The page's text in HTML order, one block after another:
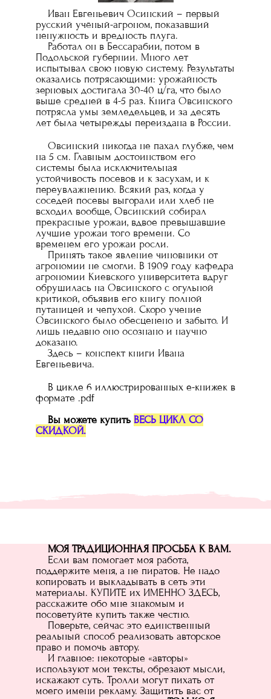
Иван Евгеньевич Осинский – первый
русский учёный-агроном, показавший
ненужность и вредность плуга.
Работал он в Бессарабии, потом в
Подольской губернии. Много лет
испытывал свою новую систему. Результаты
оказались потрясающими: урожайность
зерновых достигала 30-40 ц/га, что было
выше средней в 4-5 раз. Книга Овсинского
потрясла умы земледельцев, и за десять
лет была четырежды переиздана в России.
Овсинский никогда не пахал глубже, чем
на 5 см. Главным достоинством его
системы была исключительная
устойчивость посевов и к засухам, и к
переувлажнению. Всякий раз, когда у
соседей посевы выгорали или хлеб не
всходил вообще, Овсинский собирал
прекрасные урожаи, вдвое превышавшие
лучшие урожаи того времени. Со
временем его урожаи росли.
Принять такое явление чиновники от
агрономии не смогли. В 1909 году кафедра
агрономии Киевского университета вдруг
обрушилась на Овсинского с огульной
критикой, объявив его книгу полной
путаницей и чепухой. Скоро учение
Овсинского было обесценено и забыто. И
лишь недавно оно осознано и научно
доказано.
Здесь – конспект книги Ивана
Евгеньевича.
В цикле 6 иллюстрированных е-книжек в
формате .pdf
Вы можете купить ВЕСЬ ЦИКЛ СО
СКИДКОЙ.
МОЯ ТРАДИЦИОННАЯ ПРОСЬБА К ВАМ.
Если вам помогает моя работа,
поддержите меня, а не пиратов. Не надо
копировать и выкладывать в сеть эти
материалы. КУПИТЕ их ИМЕННО ЗДЕСЬ,
расскажите обо мне знакомым и
посоветуйте купить также честно.
Поверьте, сейчас это единственный
реальный способ реализовать авторское
право и помочь автору.
И главное: некоторые «авторы»
используют мои тексты, обрезают мысли,
искажают суть. Тролли могут пихать от
моего имени рекламу. Защитить вас от